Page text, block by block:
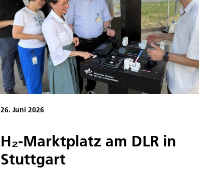
26. Juni 2026
H₂-Marktplatz am DLR in
Stuttgart